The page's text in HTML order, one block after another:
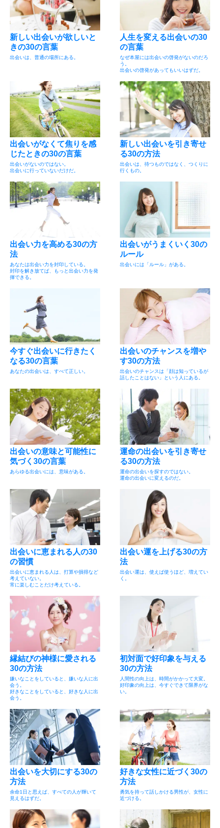
新しい出会いが欲しいと
きの30の言葉
出会いは、普通の場所にある。
人生を変える出会いの30
の言葉
なぜ本屋には出会いの啓発がないのだろ
う。
出会いの啓発があってもいいはずだ。
出会いがなくて焦りを感
じたときの30の言葉
出会いがないのではない。
出会いに行っていないだけだ。
新しい出会いを引き寄せ
る30の方法
出会いは、待つものではなく、つくりに
行くもの。
出会い力を高める30の方
法
あなたは出会い力を封印している。
封印を解き放てば、もっと出会い力を発
揮できる。
出会いがうまくいく30の
ルール
出会いには「ルール」がある。
今すぐ出会いに行きたく
なる30の言葉
あなたの出会いは、すべて正しい。
出会いのチャンスを増や
す30の方法
出会いのチャンスは「顔は知っているが
話したことはない」という人にある。
出会いの意味と可能性に
気づく30の言葉
あらゆる出会いには、意味がある。
運命の出会いを引き寄せ
る30の方法
運命の出会いを探すのではない。
運命の出会いに変えるのだ。
出会いに恵まれる人の30
の習慣
出会いに恵まれる人は、打算や損得など
考えていない。
常に楽しむことだけ考えている。
出会い運を上げる30の方
法
出会い運は、使えば使うほど、増えてい
く。
縁結びの神様に愛される
30の方法
嫌いなことをしていると、嫌いな人に出
会う。
好きなことをしていると、好きな人に出
会う。
初対面で好印象を与える
30の方法
人間性の向上は、時間がかかって大変。
好印象の向上は、今すぐできて限界がな
い。
出会いを大切にする30の
方法
余命1日と思えば、すべての人が輝いて
見えるはずだ。
好きな女性に近づく30の
方法
勇気を持って話しかける男性が、女性に
近づける。